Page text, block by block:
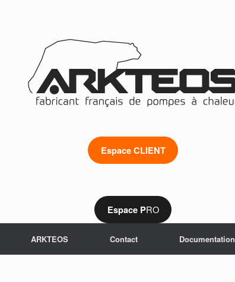
Espace CLIENT
Espace PRO
ARKTEOS Contact Documentation